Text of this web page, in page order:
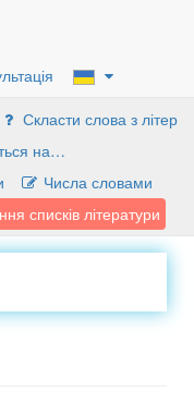
Скласти слова з літер
на…
Числа словами
списків літератури